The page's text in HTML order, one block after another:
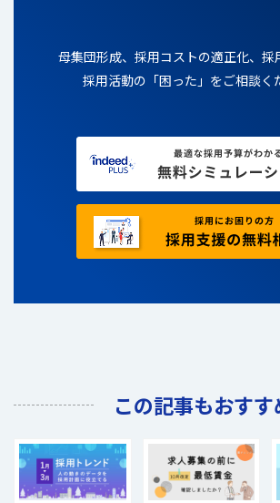
母集団形成、採用コストの適正化、採
採用活動の「困った」をご相談く
この記事もおすす